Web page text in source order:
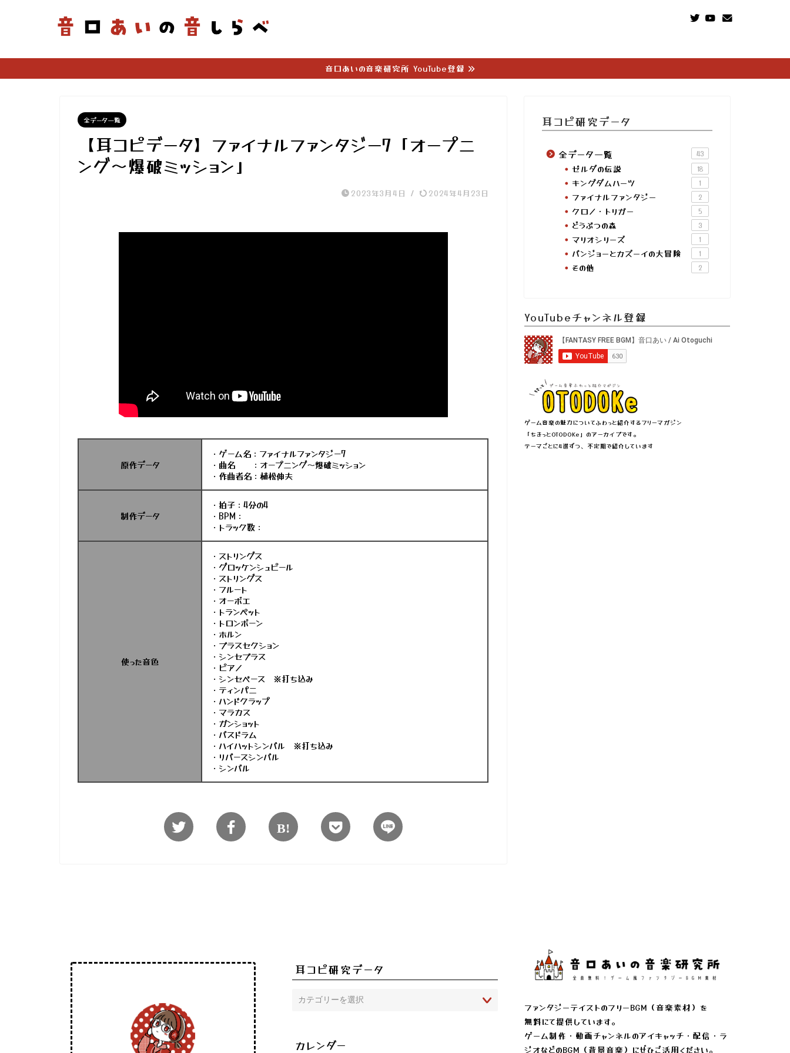
音口あいの音楽研究所 YouTube登録
全データ一覧
【耳コピデータ】ファイナルファンタジー7「オープニ
ング～爆破ミッション」
2023年3月4日 / 2024年4月23日
原作データ
・ゲーム名：ファイナルファンタジー7
・曲名 ：オープニング～爆破ミッション
・作曲者名：植松伸夫
制作データ
・拍子：4分の4
・BPM：
・トラック数：
使った音色
・ストリングス
・グロッケンシュピール
・ストリングス
・フルート
・オーボエ
・トランペット
・トロンボーン
・ホルン
・ブラスセクション
・シンセブラス
・ピアノ
・シンセベース ※打ち込み
・ティンパニ
・ハンドクラップ
・マラカス
・ガンショット
・バスドラム
・ハイハットシンバル ※打ち込み
・リバースシンバル
・シンバル
耳コピ研究データ
全データ一覧 43
ゼルダの伝説 18
キングダムハーツ 1
ファイナルファンタジー 2
クロノ・トリガー 5
どうぶつの森 3
マリオシリーズ 1
バンジョーとカズーイの大冒険 1
その他 2
YouTubeチャンネル登録
ゲーム音楽の魅力についてふわっと紹介するフリーマガジン
「ちきっとOTODOKe」のアーカイブです。
テーマごとに4選ずつ、不定期で紹介しています
耳コピ研究データ
カレンダー
ファンタジーテイストのフリーBGM（音楽素材）を
無料にて提供しています。
ゲーム制作・動画チャンネルのアイキャッチ・配信・ラ
ジオなどのBGM（背景音楽）にぜひご活用ください。